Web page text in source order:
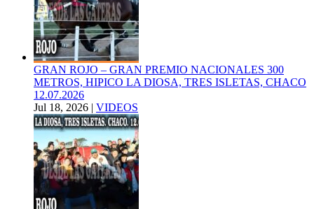
GRAN ROJO – GRAN PREMIO NACIONALES 300
METROS, HIPICO LA DIOSA, TRES ISLETAS, CHACO
12.07.2026
Jul 18, 2026 | VIDEOS